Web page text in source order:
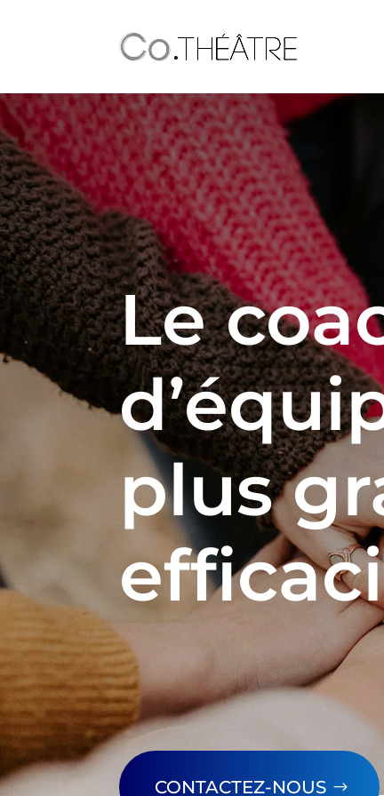
Le
plus
CONTACTEZ-NOUS